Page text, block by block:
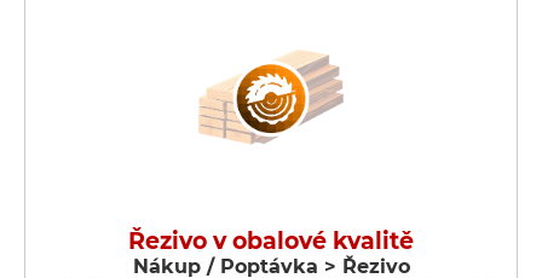
Řezivo v obalové kvalitě
Nákup / Poptávka > Řezivo